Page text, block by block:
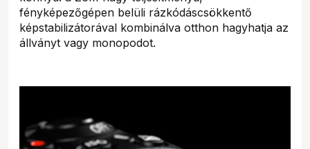
fényképezőgépen belüli rázkódáscsökkentő
képstabilizátorával kombinálva otthon hagyhatja az
állványt vagy monopodot.